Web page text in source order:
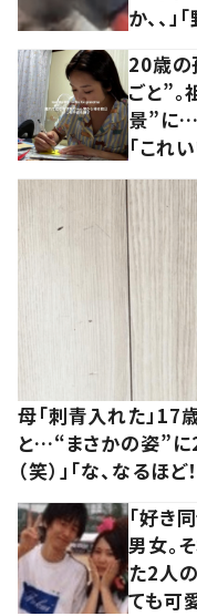
か、、」
20歳の
ごと”
景”に
「これ
母「刺青入れた」17
と…“まさかの姿”に
（笑）」「な、なるほど！
「好き
男女。
た2人
ても可